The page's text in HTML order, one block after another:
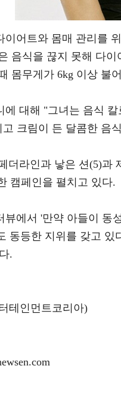
이어트와 몸매 관리를
음식을 끊지 못해 다
몸무게가 6kg 이상 불
에 대해 "그녀는 음식
크림이 든 달콤한 음
더라인과 낳은 션(5)과
캠페인을 펼치고 있다.
뷰에서 '만약 아들이 동
동등한 지위를 갖고
.
테인먼트코리아)